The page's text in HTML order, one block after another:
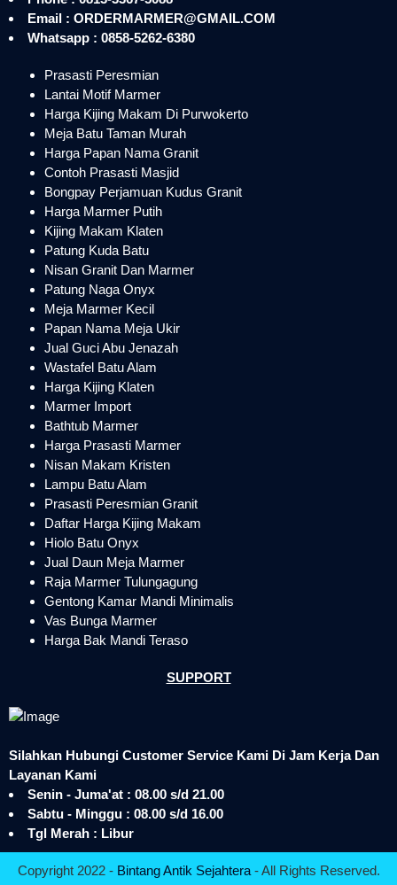
Email : ORDERMARMER@GMAIL.COM
Whatsapp : 0858-5262-6380
Prasasti Peresmian
Lantai Motif Marmer
Harga Kijing Makam Di Purwokerto
Meja Batu Taman Murah
Harga Papan Nama Granit
Contoh Prasasti Masjid
Bongpay Perjamuan Kudus Granit
Harga Marmer Putih
Kijing Makam Klaten
Patung Kuda Batu
Nisan Granit Dan Marmer
Patung Naga Onyx
Meja Marmer Kecil
Papan Nama Meja Ukir
Jual Guci Abu Jenazah
Wastafel Batu Alam
Harga Kijing Klaten
Marmer Import
Bathtub Marmer
Harga Prasasti Marmer
Nisan Makam Kristen
Lampu Batu Alam
Prasasti Peresmian Granit
Daftar Harga Kijing Makam
Hiolo Batu Onyx
Jual Daun Meja Marmer
Raja Marmer Tulungagung
Gentong Kamar Mandi Minimalis
Vas Bunga Marmer
Harga Bak Mandi Teraso
SUPPORT
Silahkan Hubungi Customer Service Kami Di Jam Kerja Dan
Layanan Kami
Senin - Juma'at : 08.00 s/d 21.00
Sabtu - Minggu : 08.00 s/d 16.00
Tgl Merah : Libur
Copyright 2022 - Bintang Antik Sejahtera- All Rights Reserved.